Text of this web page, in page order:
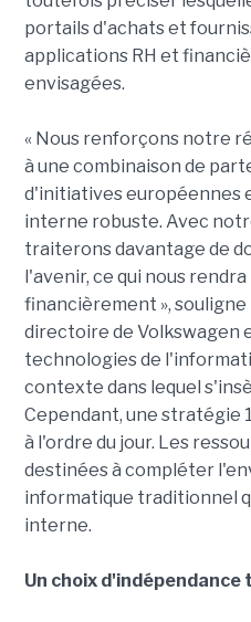
portails d'achats et
applications RH et
envisagées.
« Nous renforçons notre
à une combinaison de
d'initiatives européennes
interne robuste. Avec
traiterons davantage de
l'avenir, ce qui nous
financièrement »,
directoire de Volkswagen
technologies de
contexte dans lequel
Cependant, une stratégie
à l'ordre du jour. Les
destinées à compléter
informatique traditionnel
interne.
Un choix